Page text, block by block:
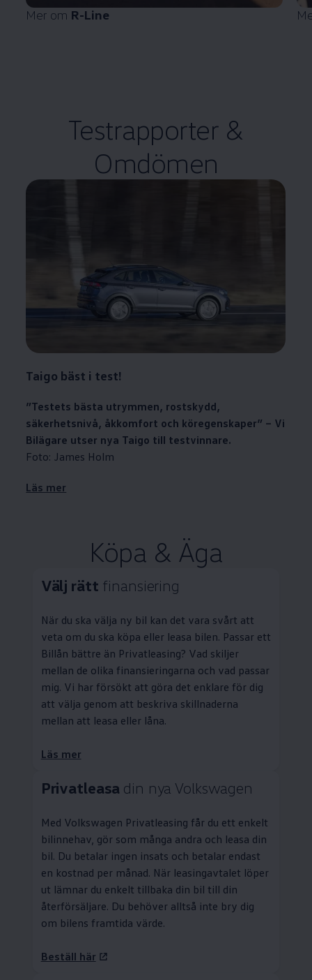
Mer om R-Line
Testrapporter &
Omdömen
Taigo bäst i test!
”Testets bästa utrymmen, rostskydd,
säkerhetsnivå, åkkomfort och köregenskaper” – Vi
Bilägare utser nya Taigo till testvinnare.
Foto: James Holm
Läs mer
Köpa & Äga
Välj rätt finansiering
När du ska välja ny bil kan det vara svårt att
veta om du ska köpa eller leasa bilen. Passar ett
Billån bättre än Privatleasing? Vad skiljer
mellan de olika finansieringarna och vad passar
mig. Vi har försökt att göra det enklare för dig
att välja genom att beskriva skillnaderna
mellan att leasa eller låna.
Läs mer
Privatleasa din nya Volkswagen
Med Volkswagen Privatleasing får du ett enkelt
bilinnehav, gör som många andra och leasa din
bil. Du betalar ingen insats och betalar endast
en kostnad per månad. När leasingavtalet löper
ut lämnar du enkelt tillbaka din bil till din
återförsäljare. Du behöver alltså inte bry dig
om bilens framtida värde.
Beställ här